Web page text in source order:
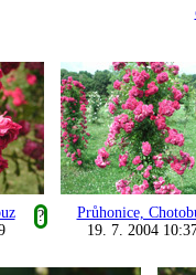
?
Průhonice,
19. 7. 2004